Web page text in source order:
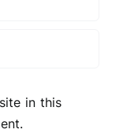
in this